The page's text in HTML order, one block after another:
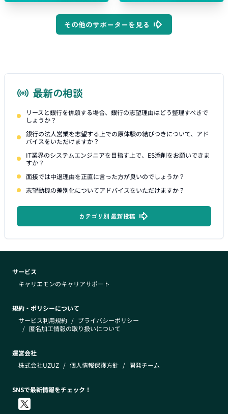
その他のサポーターを見る
最新の相談
リースと銀行を併願する場合、銀行の志望理由はどう整理すべきで
しょうか？
銀行の法人営業を志望する上での原体験の結びつきについて、アド
バイスをいただけますか？
IT業界のシステムエンジニアを目指す上で、ES添削をお願いできま
すか？
面接では中退理由を正直に言った方が良いのでしょうか？
志望動機の差別化についてアドバイスをいただけますか？
カテゴリ別 最新投稿
サービス
キャリエモンのキャリアサポート
規約・ポリシーについて
サービス利用規約 / プライバシーポリシー
/ 匿名加工情報の取り扱いについて
運営会社
株式会社UZUZ / 個人情報保護方針 / 開発チーム
SNSで最新情報をチェック！